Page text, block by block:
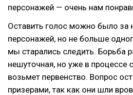
персонажей — очень нам
Оставить голос можно было за
персонажей, но не больше
мы старались следить. Борьба
нешуточная, но уже в процессе
возьмет первенство. Вопрос
призерами, так как они шли